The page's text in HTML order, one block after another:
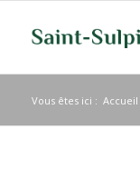
Vous êtes ici : Accueil